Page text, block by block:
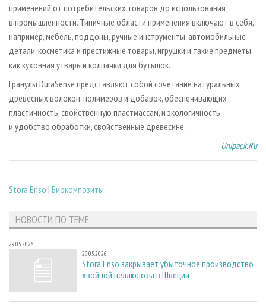
применений от потребительских товаров до использования
в промышленности. Типичные области применения включают в себя,
например, мебель, поддоны, ручные инструменты, автомобильные
детали, косметика и престижные товары, игрушки и такие предметы,
как кухонная утварь и колпачки для бутылок.
Гранулы DuraSense представляют собой сочетание натуральных
древесных волокон, полимеров и добавок, обеспечивающих
пластичность, свойственную пластмассам, и экологичность
и удобство обработки, свойственные древесине.
Unipack.Ru
Stora Enso | Биокомпозиты
НОВОСТИ ПО ТЕМЕ
29.05.2026
29.05.2026
Stora Enso закрывает убыточное производство
хвойной целлюлозы в Швеции